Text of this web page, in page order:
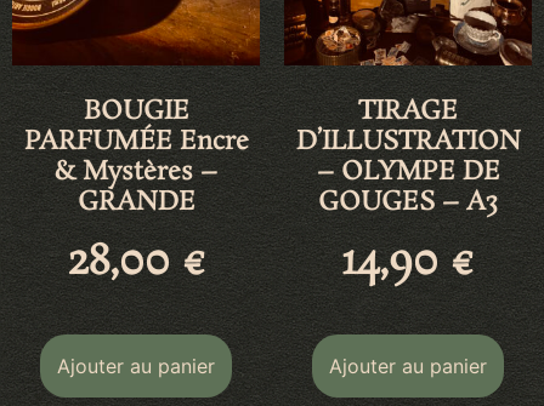
BOUGIE
PARFUMÉE Encre
& Mystères –
GRANDE
28,00€
Ajouter au panier
TIRAGE
D’ILLUSTRATION
– OLYMPE DE
GOUGES – A3
14,90€
Ajouter au panier